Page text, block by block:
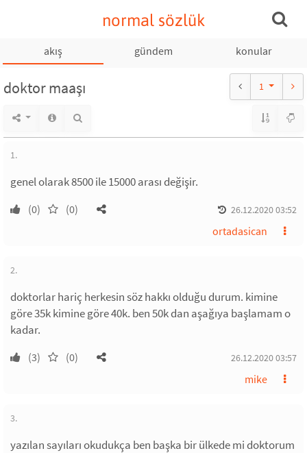
normal sözlük
akış gündem konular
doktor maaşı 1
1.
genel olarak 8500 ile 15000 arası değişir.
(0) (0) 26.12.2020 03:52
ortadasican
2.
doktorlar hariç herkesin söz hakkı olduğu durum. kimine
göre 35k kimine göre 40k. ben 50k dan aşağıya başlamam o
kadar.
(3) (0) 26.12.2020 03:57
mike
3.
yazılan sayıları okudukça ben başka bir ülkede mi doktorum